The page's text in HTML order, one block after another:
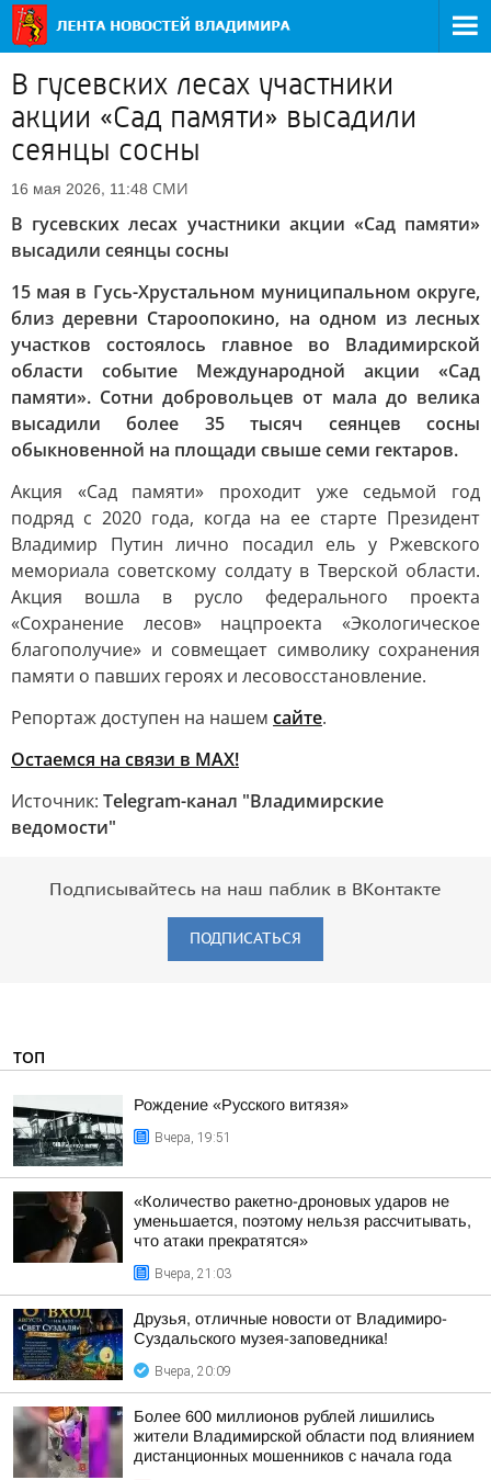
В гусевских лесах участники
акции «Сад памяти» высадили
сеянцы сосны
16 мая 2026, 11:48 СМИ
В гусевских лесах участники акции «Сад памяти»
высадили сеянцы сосны
15 мая в Гусь-Хрустальном муниципальном округе,
близ деревни Староопокино, на одном из лесных
участков состоялось главное во Владимирской
области событие Международной акции «Сад
памяти». Сотни добровольцев от мала до велика
высадили более 35 тысяч сеянцев сосны
обыкновенной на площади свыше семи гектаров.
Акция «Сад памяти» проходит уже седьмой год
подряд с 2020 года, когда на ее старте Президент
Владимир Путин лично посадил ель у Ржевского
мемориала советскому солдату в Тверской области.
Акция вошла в русло федерального проекта
«Сохранение лесов» нацпроекта «Экологическое
благополучие» и совмещает символику сохранения
памяти о павших героях и лесовосстановление.
Репортаж доступен на нашем сайте.
Остаемся на связи в МАХ!
Источник: Telegram-канал "Владимирские
ведомости"
Подписывайтесь на наш паблик в ВКонтакте
ПОДПИСАТЬСЯ
ТОП
Рождение «Русского витязя»
Вчера, 19:51
«Количество ракетно-дроновых ударов не
уменьшается, поэтому нельзя рассчитывать,
что атаки прекратятся»
Вчера, 21:03
Друзья, отличные новости от Владимиро-
Суздальского музея-заповедника!
Вчера, 20:09
Более 600 миллионов рублей лишились
жители Владимирской области под влиянием
дистанционных мошенников с начала года